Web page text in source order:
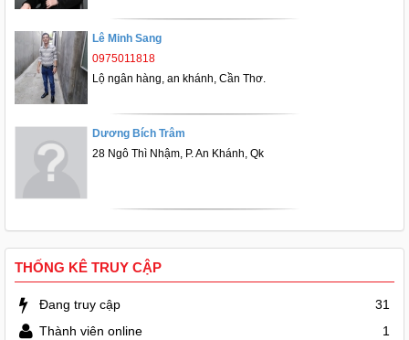
Lê Minh Sang
0975011818
Lộ ngân hàng, an khánh, Cần Thơ.
Dương Bích Trâm
28 Ngô Thì Nhậm, P. An Khánh, Qk
THỐNG KÊ TRUY CẬP
Đang truy cập
31
Thành viên online
1